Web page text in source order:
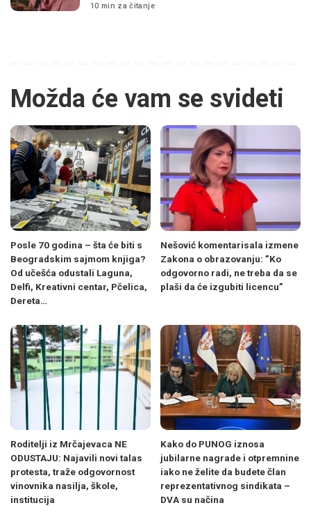
10 min za čitanje
Možda će vam se svideti
Posle 70 godina – šta će biti s
Beogradskim sajmom knjiga?
Od učešća odustali Laguna,
Delfi, Kreativni centar, Pčelica,
Dereta…
Nešović komentarisala izmene
Zakona o obrazovanju: ”Ko
odgovorno radi, ne treba da se
plaši da će izgubiti licencu”
Roditelji iz Mrčajevaca NE
ODUSTAJU: Najavili novi talas
protesta, traže odgovornost
vinovnika nasilja, škole,
institucija
Kako do PUNOG iznosa
jubilarne nagrade i otpremnine
iako ne želite da budete član
reprezentativnog sindikata –
DVA su načina